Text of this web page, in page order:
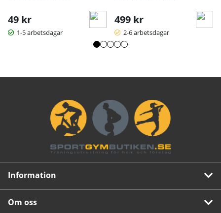
49 kr
1-5 arbetsdagar
499 kr
2-6 arbetsdagar
Information
Om oss